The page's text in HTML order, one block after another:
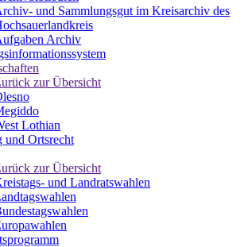
und Sammlungsgut im Kreisarchiv des
Archiv
zur Übersicht
Lothian
und Ortsrecht
zur Übersicht
und Landratswahlen